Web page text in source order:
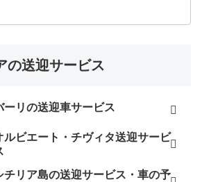
の送迎サービス
ーリの送迎車サービス
ルビエート・チヴィタ送迎サービ
チリア島の送迎サービス・車の予